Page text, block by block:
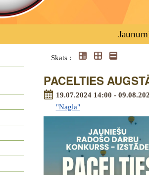
Skats :
PACELTIES
19.07.2024 14:00 -
"Nagla"